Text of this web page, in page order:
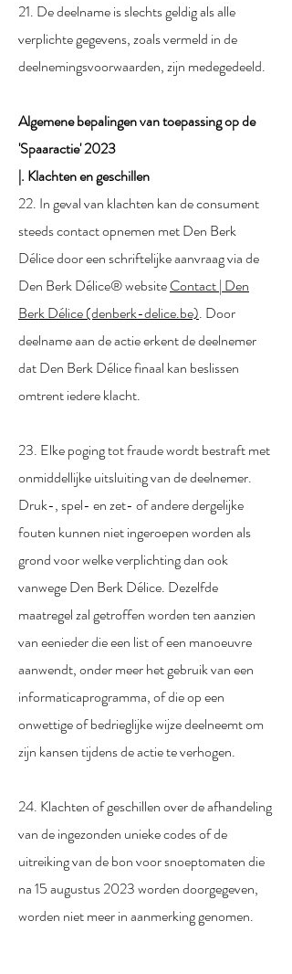
21. De deelname is slechts geldig als alle
verplichte gegevens, zoals vermeld in de
deelnemingsvoorwaarden, zijn medegedeeld.
Algemene bepalingen van toepassing op de
'Spaaractie' 2023
|. Klachten en geschillen
22. In geval van klachten kan de consument
steeds contact opnemen met Den Berk
Délice door een schriftelijke aanvraag via de
Den Berk Délice® websiteContact | Den
Berk Délice (denberk-delice.be). Door
deelname aan de actie erkent de deelnemer
dat Den Berk Délice finaal kan beslissen
omtrent iedere klacht.
23. Elke poging tot fraude wordt bestraft met
onmiddellijke uitsluiting van de deelnemer.
Druk-, spel- en zet- of andere dergelijke
fouten kunnen niet ingeroepen worden als
grond voor welke verplichting dan ook
vanwege Den Berk Délice. Dezelfde
maatregel zal getroffen worden ten aanzien
van eenieder die een list of een manoeuvre
aanwendt, onder meer het gebruik van een
informaticaprogramma, of die op een
onwettige of bedrieglijke wijze deelneemt om
zijn kansen tijdens de actie te verhogen.
24. Klachten of geschillen over de afhandeling
van de ingezonden unieke codes of de
uitreiking van de bon voor snoeptomaten die
na 15 augustus 2023 worden doorgegeven,
worden niet meer in aanmerking genomen.